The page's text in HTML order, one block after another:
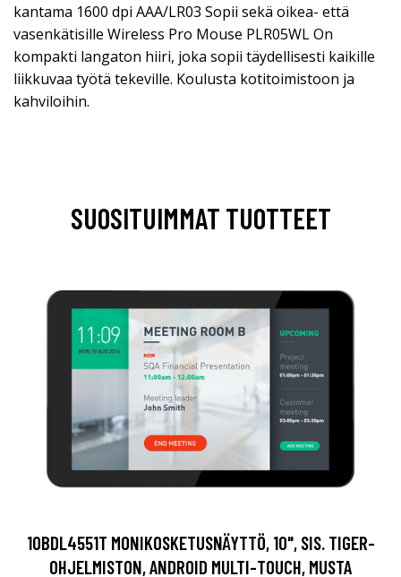
kantama 1600 dpi AAA/LR03 Sopii sekä oikea- että
vasenkätisille Wireless Pro Mouse PLR05WL On
kompakti langaton hiiri, joka sopii täydellisesti kaikille
liikkuvaa työtä tekeville. Koulusta kotitoimistoon ja
kahviloihin.
SUOSITUIMMAT TUOTTEET
10BDL4551T MONIKOSKETUSNÄYTTÖ, 10", SIS. TIGER-
OHJELMISTON, ANDROID MULTI-TOUCH, MUSTA